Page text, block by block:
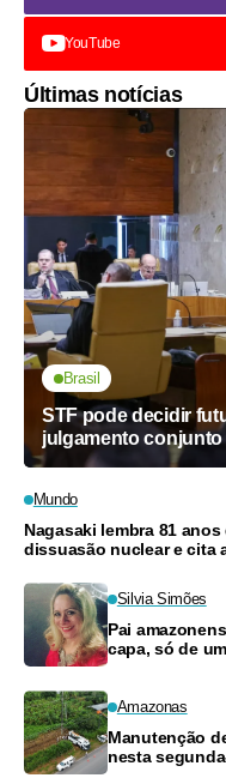
YouTube
Últimas notícias
Brasil
STF pode decidir
julgamento conjunto
Mundo
Nagasaki lembra 81
dissuasão nuclear e cita
Silvia Simões
Pai
capa, só de
Amazonas
Manutenção
nesta